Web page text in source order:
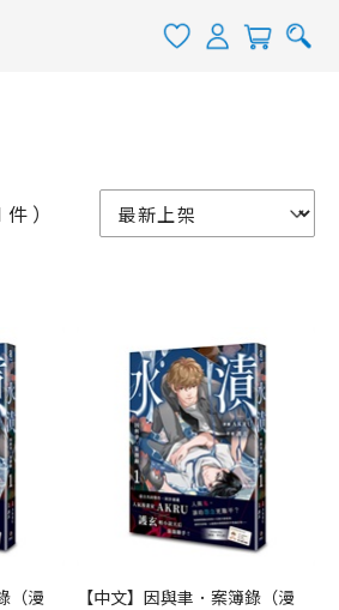
）
（漫
【中文】因與聿．案簿錄（漫